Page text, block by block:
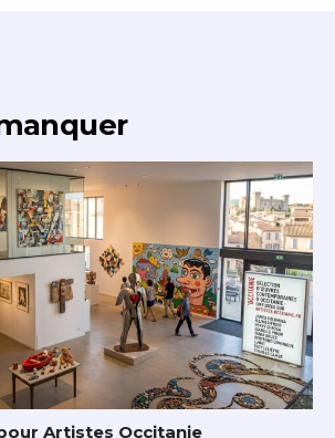
Artistes Occitanie